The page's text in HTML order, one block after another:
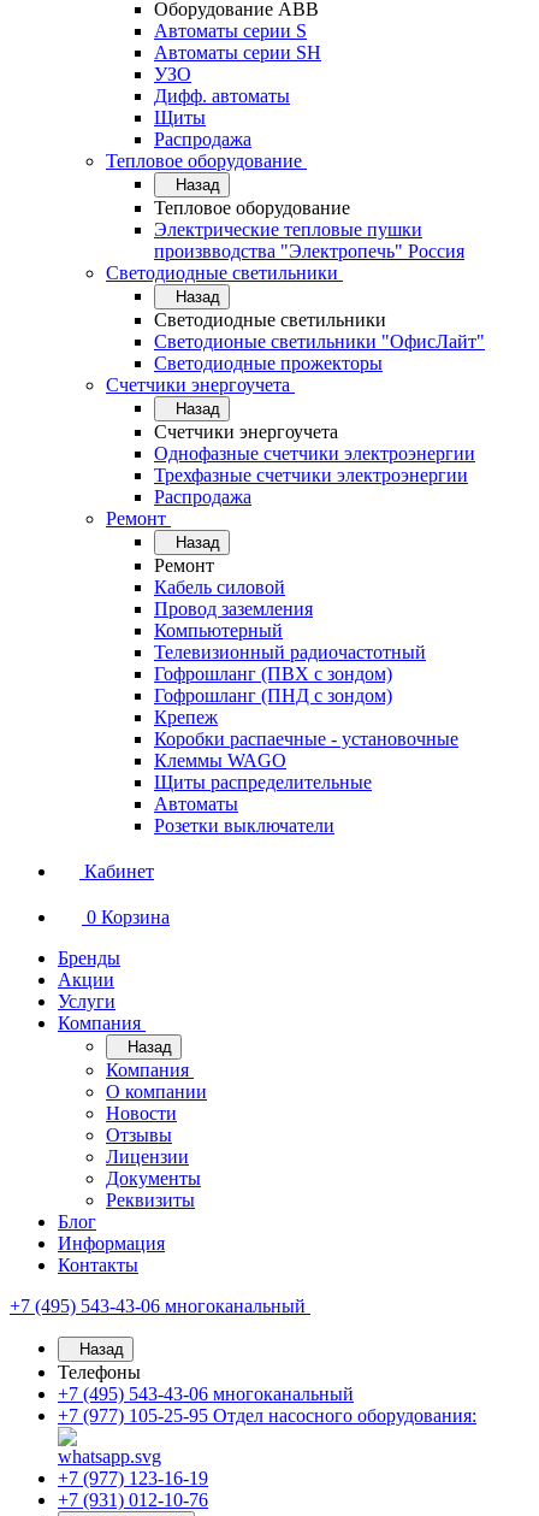
Оборудование АВВ
Автоматы серии S
Автоматы серии SH
УЗО
Дифф. автоматы
Щиты
Распродажа
Тепловое оборудование
Назад
Тепловое оборудование
Электрические тепловые пушки
произвводства "Электропечь" Россия
Светодиодные светильники
Назад
Светодиодные светильники
Светодионые светильники "ОфисЛайт"
Светодиодные прожекторы
Счетчики энергоучета
Назад
Счетчики энергоучета
Однофазные счетчики электроэнергии
Трехфазные счетчики электроэнергии
Распродажа
Ремонт
Назад
Ремонт
Кабель силовой
Провод заземления
Компьютерный
Телевизионный радиочастотный
Гофрошланг (ПВХ с зондом)
Гофрошланг (ПНД с зондом)
Крепеж
Коробки распаечные - установочные
Клеммы WAGO
Щиты распределительные
Автоматы
Розетки выключатели
Кабинет
0 Корзина
Бренды
Акции
Услуги
Компания
Назад
Компания
О компании
Новости
Отзывы
Лицензии
Документы
Реквизиты
Блог
Информация
Контакты
+7 (495) 543-43-06 многоканальный
Назад
Телефоны
+7 (495) 543-43-06 многоканальный
+7 (977) 105-25-95 Отдел насосного оборудования:
+7 (977) 123-16-19
+7 (931) 012-10-76